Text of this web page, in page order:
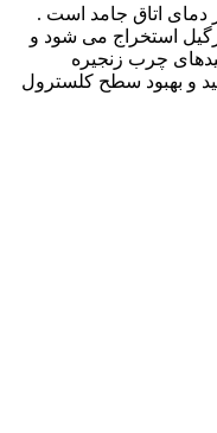
دمای اتاق جامد است .
استخراج می شود و
چرب زنجیره
و بهبود سطح کلسترول